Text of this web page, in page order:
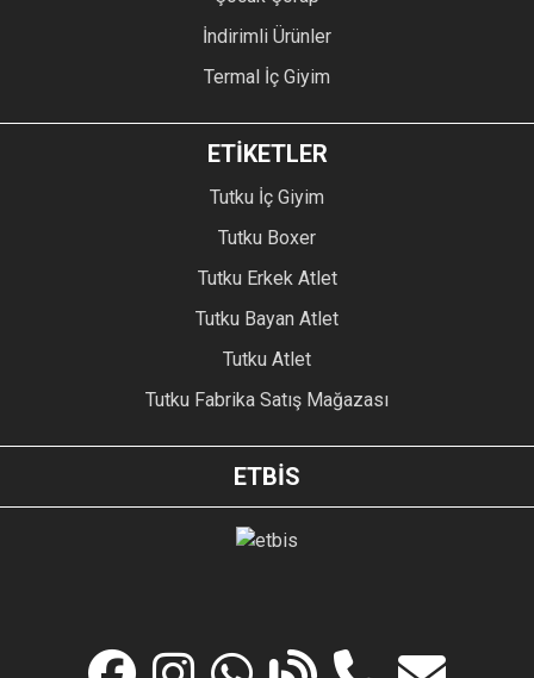
İndirimli Ürünler
Termal İç Giyim
ETİKETLER
Tutku İç Giyim
Tutku Boxer
Tutku Erkek Atlet
Tutku Bayan Atlet
Tutku Atlet
Tutku Fabrika Satış Mağazası
ETBİS